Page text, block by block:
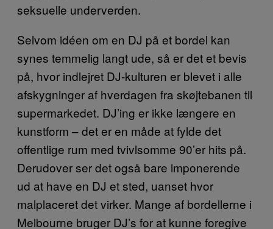
seksuelle underverden.
Selvom idéen om en DJ på et bordel kan
synes temmelig langt ude, så er det et bevis
på, hvor indlejret DJ-kulturen er blevet i alle
afskygninger af hverdagen fra skøjtebanen til
supermarkedet. DJ’ing er ikke længere en
kunstform – det er en måde at fylde det
offentlige rum med tvivlsomme 90’er hits på.
Derudover ser det også bare imponerende
ud at have en DJ et sted, uanset hvor
malplaceret det virker. Mange af bordellerne i
Melbourne bruger DJ’s for at kunne foregive